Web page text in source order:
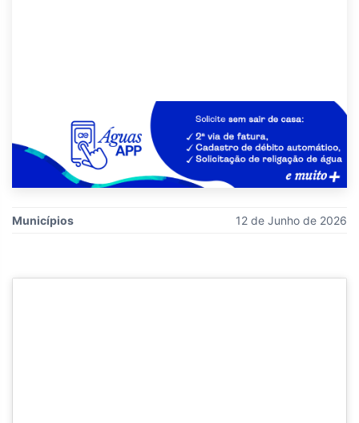
Municípios 12 de Junho de 2026